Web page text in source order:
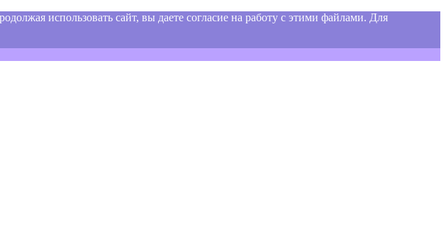
использовать сайт, вы даете согласие на работу с этими файлами. Для